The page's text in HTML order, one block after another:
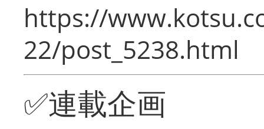
https://
22/post_5238.html
✅連載企画